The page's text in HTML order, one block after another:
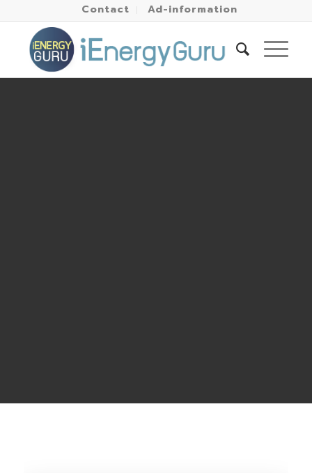
Contact Ad-information